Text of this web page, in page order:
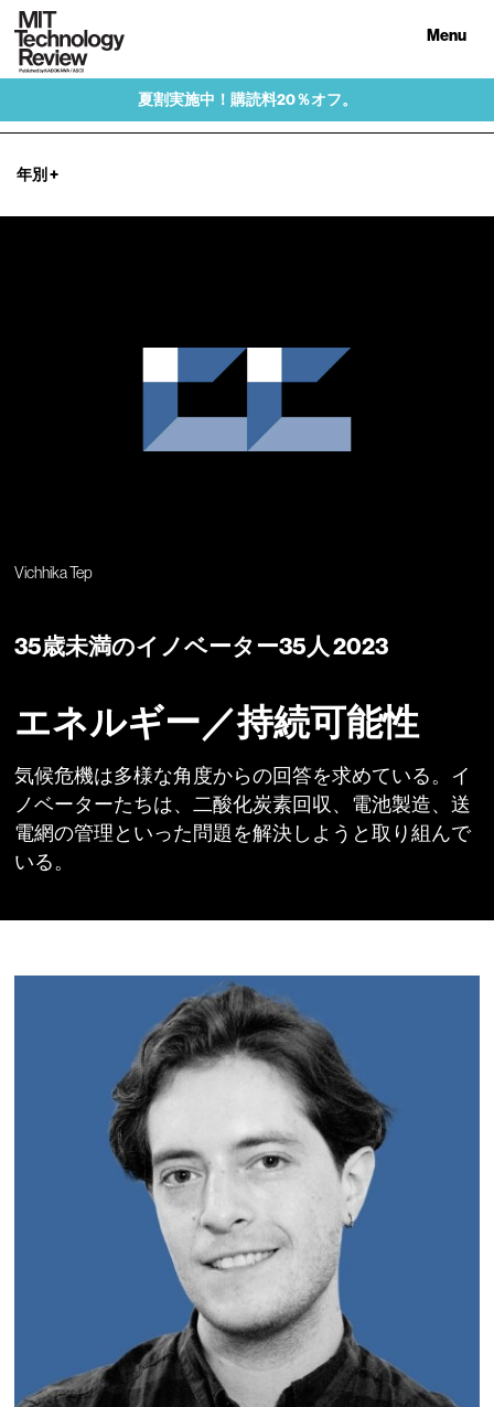
Menu
夏割実施中！購読料20％オフ。
年別 +
Vichhika Tep
35歳未満のイノベーター35人 2023
エネルギー／持続可能性
気候危機は多様な角度からの回答を求めている。イ
ノベーターたちは、二酸化炭素回収、電池製造、送
電網の管理といった問題を解決しようと取り組んで
いる。